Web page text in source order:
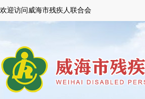
欢迎访问威海市残疾人联合会